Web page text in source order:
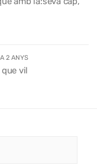
2 ANYS
vil